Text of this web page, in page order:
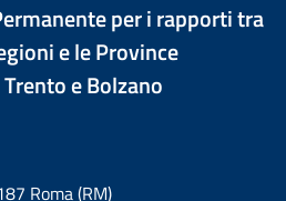
per i rapporti tra
e le Province
e Bolzano
Roma (RM)